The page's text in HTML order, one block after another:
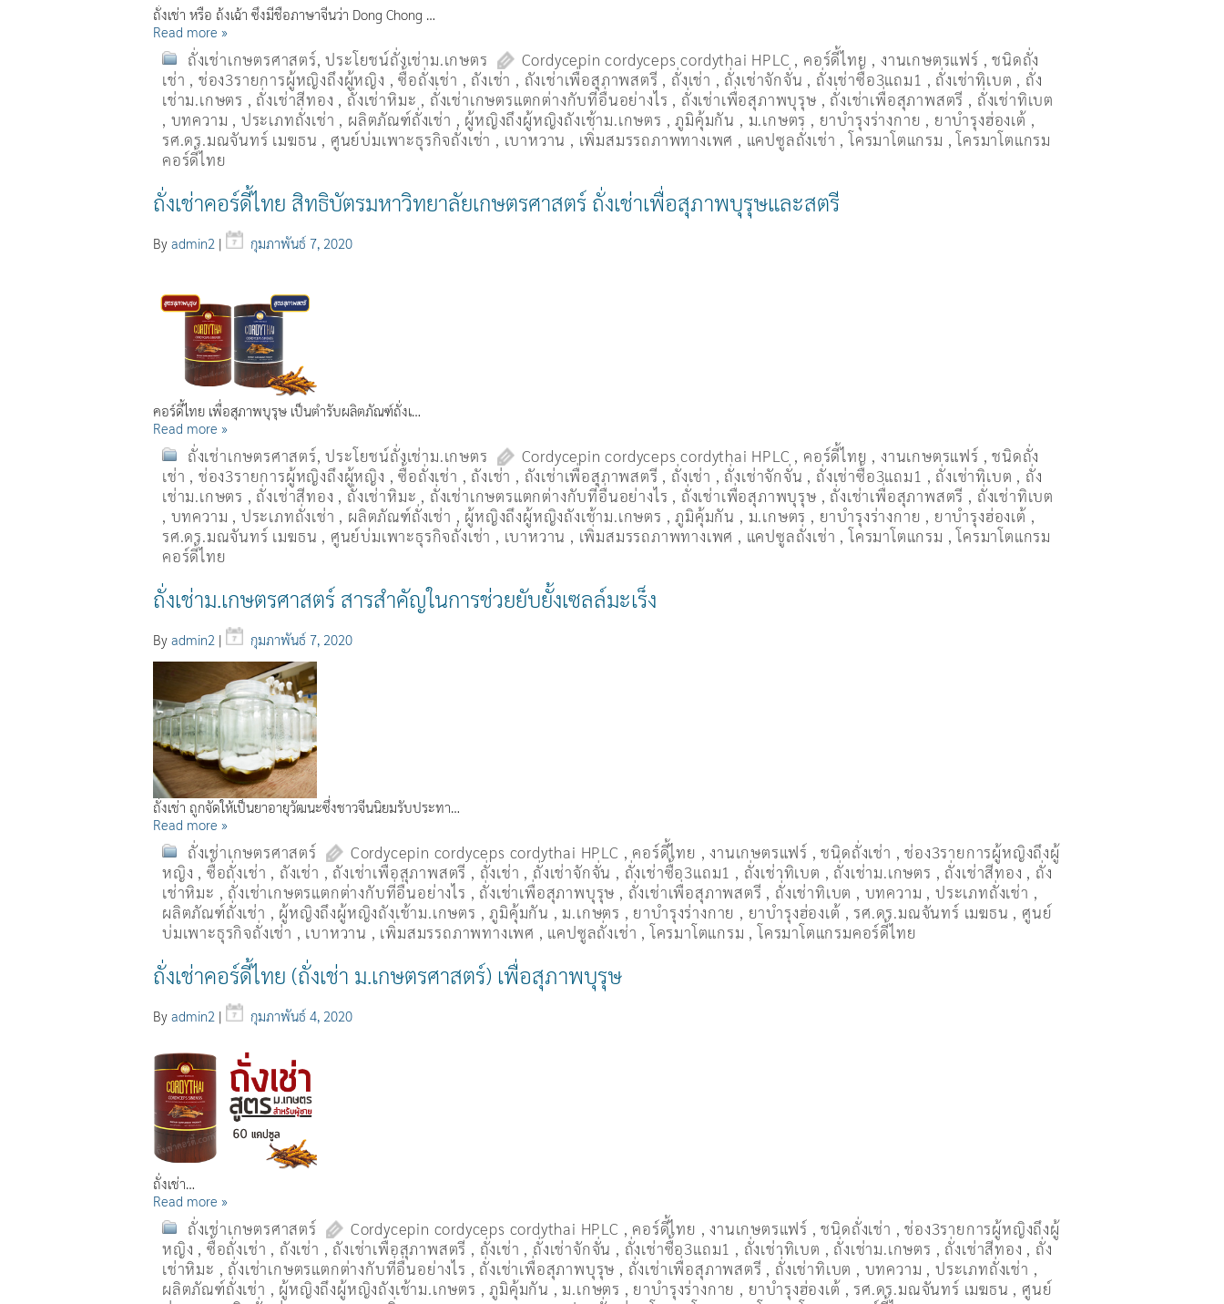
ถั่งเช่า หรือ ถ้่งเฉ้า ซึ่งมีชื่อภาษาจีนว่า Dong Chong …
Read more »
ถั่งเช่าเกษตรศาสตร์,ประโยชน์ถั่งเช่าม.เกษตร Cordycepin cordyceps cordythai HPLC , คอร์ดี้ไทย ,งานเกษตรแฟร์ ,ชนิดถั่ง
เช่า , ช่อง3รายการผู้หญิงถึงผู้หญิง ,ซื้อถั่งเช่า , ถังเช่า , ถังเช่าเพื่อสุภาพสตรี , ถั่งเช่า , ถั่งเช่าจักจั่น , ถั่งเช่าซื้อ3แถม1 , ถั่งเช่าทิเบต , ถั่ง
เช่าม.เกษตร , ถั่งเช่าสีทอง , ถั่งเช่าหิมะ , ถั่งเช่าเกษตรแตกต่างกับที่อื่นอย่างไร , ถั่งเช่าเพื่อสุภาพบุรุษ , ถั่งเช่าเพื่อสุภาพสตรี , ถั่่งเช่าทิเบต
, บทความ , ประเภทถั่งเช่า , ผลิตภัณฑ์ถั่งเช่า , ผู้หญิงถึงผู้หญิงถังเช้าม.เกษตร ,ภูมิคุ้มกัน , ม.เกษตร , ยาบำรุงร่างกาย , ยาบำรุงฮ่องเต้ ,
รศ.ดร.มณจันทร์ เมฆธน , ศูนย์บ่มเพาะธุรกิจถั่งเช่า , เบาหวาน , เพิ่มสมรรถภาพทางเพศ , แคปซูลถั่งเช่า ,โครมาโตแกรม ,โครมาโตแกรม
คอร์ดี้ไทย
ถั่งเช่าคอร์ดี้ไทย สิทธิบัตรมหาวิทยาลัยเกษตรศาสตร์ ถั่งเช่าเพื่อสุภาพบุรุษและสตรี
By admin2 | กุมภาพันธ์ 7, 2020
คอร์ดี้ไทย เพื่อสุภาพบุรุษ เป็นตำรับผลิตภัณฑ์ถั่งเ…
Read more »
ถั่งเช่าเกษตรศาสตร์,ประโยชน์ถั่งเช่าม.เกษตร Cordycepin cordyceps cordythai HPLC , คอร์ดี้ไทย ,งานเกษตรแฟร์ ,ชนิดถั่ง
เช่า , ช่อง3รายการผู้หญิงถึงผู้หญิง ,ซื้อถั่งเช่า , ถังเช่า , ถังเช่าเพื่อสุภาพสตรี , ถั่งเช่า , ถั่งเช่าจักจั่น , ถั่งเช่าซื้อ3แถม1 , ถั่งเช่าทิเบต , ถั่ง
เช่าม.เกษตร , ถั่งเช่าสีทอง , ถั่งเช่าหิมะ , ถั่งเช่าเกษตรแตกต่างกับที่อื่นอย่างไร , ถั่งเช่าเพื่อสุภาพบุรุษ , ถั่งเช่าเพื่อสุภาพสตรี , ถั่่งเช่าทิเบต
, บทความ , ประเภทถั่งเช่า , ผลิตภัณฑ์ถั่งเช่า , ผู้หญิงถึงผู้หญิงถังเช้าม.เกษตร ,ภูมิคุ้มกัน , ม.เกษตร , ยาบำรุงร่างกาย , ยาบำรุงฮ่องเต้ ,
รศ.ดร.มณจันทร์ เมฆธน , ศูนย์บ่มเพาะธุรกิจถั่งเช่า , เบาหวาน , เพิ่มสมรรถภาพทางเพศ , แคปซูลถั่งเช่า ,โครมาโตแกรม ,โครมาโตแกรม
คอร์ดี้ไทย
ถั่งเช่าม.เกษตรศาสตร์ สารสำคัญในการช่วยยับยั้งเซลล์มะเร็ง
By admin2 | กุมภาพันธ์ 7, 2020
ถั่งเช่า ถูกจัดให้เป็นยาอายุวัฒนะซึ่งชาวจีนนิยมรับประทา…
Read more »
ถั่งเช่าเกษตรศาสตร์ Cordycepin cordyceps cordythai HPLC , คอร์ดี้ไทย ,งานเกษตรแฟร์ ,ชนิดถั่งเช่า ,ช่อง3รายการผู้หญิงถึงผู้
หญิง , ซื้อถั่งเช่า , ถังเช่า , ถังเช่าเพื่อสุภาพสตรี , ถั่งเช่า , ถั่งเช่าจักจั่น , ถั่งเช่าซื้อ3แถม1 , ถั่งเช่าทิเบต , ถั่งเช่าม.เกษตร , ถั่งเช่าสีทอง , ถั่ง
เช่าหิมะ , ถั่งเช่าเกษตรแตกต่างกับที่อื่นอย่างไร , ถั่งเช่าเพื่อสุภาพบุรุษ , ถั่งเช่าเพื่อสุภาพสตรี , ถั่่งเช่าทิเบต , บทความ , ประเภทถั่งเช่า ,
ผลิตภัณฑ์ถั่งเช่า , ผู้หญิงถึงผู้หญิงถังเช้าม.เกษตร ,ภูมิคุ้มกัน ,ม.เกษตร , ยาบำรุงร่างกาย , ยาบำรุงฮ่องเต้ ,รศ.ดร.มณจันทร์ เมฆธน , ศูนย์
บ่มเพาะธุรกิจถั่งเช่า , เบาหวาน , เพิ่มสมรรถภาพทางเพศ , แคปซูลถั่งเช่า ,โครมาโตแกรม ,โครมาโตแกรมคอร์ดี้ไทย
ถั่งเช่าคอร์ดี้ไทย (ถั่งเช่า ม.เกษตรศาสตร์) เพื่อสุภาพบุรุษ
By admin2 | กุมภาพันธ์ 4, 2020
ถั่งเช่า…
Read more »
ถั่งเช่าเกษตรศาสตร์ Cordycepin cordyceps cordythai HPLC , คอร์ดี้ไทย ,งานเกษตรแฟร์ ,ชนิดถั่งเช่า ,ช่อง3รายการผู้หญิงถึงผู้
หญิง , ซื้อถั่งเช่า , ถังเช่า , ถังเช่าเพื่อสุภาพสตรี , ถั่งเช่า , ถั่งเช่าจักจั่น , ถั่งเช่าซื้อ3แถม1 , ถั่งเช่าทิเบต , ถั่งเช่าม.เกษตร , ถั่งเช่าสีทอง , ถั่ง
เช่าหิมะ , ถั่งเช่าเกษตรแตกต่างกับที่อื่นอย่างไร , ถั่งเช่าเพื่อสุภาพบุรุษ , ถั่งเช่าเพื่อสุภาพสตรี , ถั่่งเช่าทิเบต , บทความ , ประเภทถั่งเช่า ,
ผลิตภัณฑ์ถั่งเช่า , ผู้หญิงถึงผู้หญิงถังเช้าม.เกษตร ,ภูมิคุ้มกัน ,ม.เกษตร , ยาบำรุงร่างกาย , ยาบำรุงฮ่องเต้ ,รศ.ดร.มณจันทร์ เมฆธน , ศูนย์